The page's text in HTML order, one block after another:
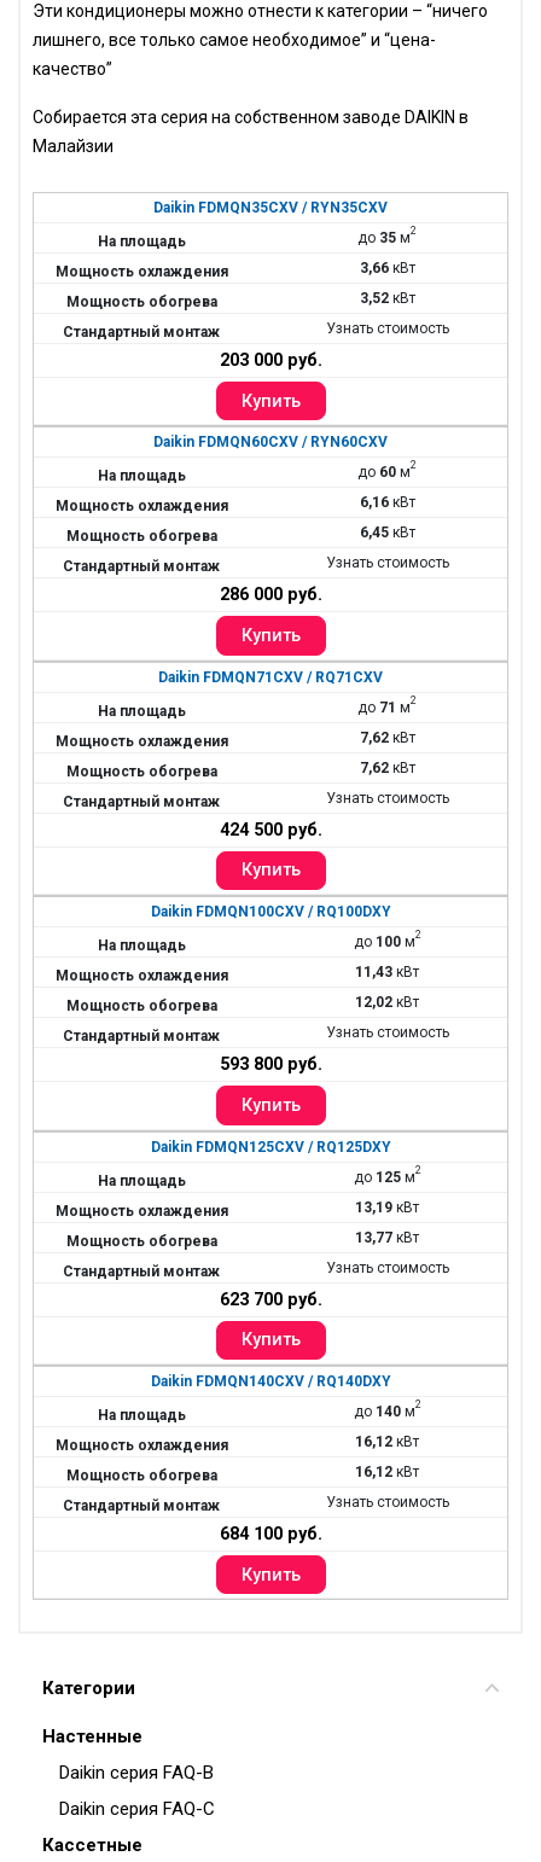
Категории
Настенные
Daikin серия FAQ-B
Daikin серия FAQ-C
Кассетные
Эти кондиционеры можно отнести к категории – “ничего
лишнего, все только самое необходимое” и “цена-
качество”
Собирается эта серия на собственном заводе DAIKIN в
Малайзии
Daikin FDMQN35CXV / RYN35CXV
до 35 м2
3,66кВт
3,52кВт
Узнать стоимость
203 000 руб.
Daikin FDMQN60CXV / RYN60CXV
до 60 м2
6,16кВт
6,45кВт
Узнать стоимость
286 000 руб.
Daikin FDMQN71CXV / RQ71CXV
до 71 м2
7,62кВт
7,62кВт
Узнать стоимость
424 500 руб.
Daikin FDMQN100CXV / RQ100DXY
до 100м2
11,43 кВт
12,02 кВт
Узнать стоимость
593 800 руб.
Daikin FDMQN125CXV / RQ125DXY
до 125м2
13,19 кВт
13,77 кВт
Узнать стоимость
623 700 руб.
Daikin FDMQN140CXV / RQ140DXY
до 140м2
16,12 кВт
16,12 кВт
Узнать стоимость
684 100 руб.